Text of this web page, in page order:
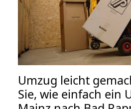
Umzug leicht
Sie, wie einfach ein